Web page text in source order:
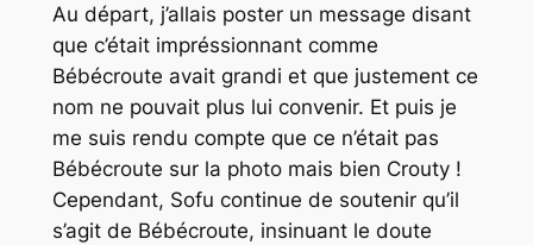
Au départ, j’allais poster un message disant
que c’était impréssionnant comme
Bébécroute avait grandi et que justement ce
nom ne pouvait plus lui convenir. Et puis je
me suis rendu compte que ce n’était pas
Bébécroute sur la photo mais bien Crouty !
Cependant, Sofu continue de soutenir qu’il
s’agit de Bébécroute, insinuant le doute